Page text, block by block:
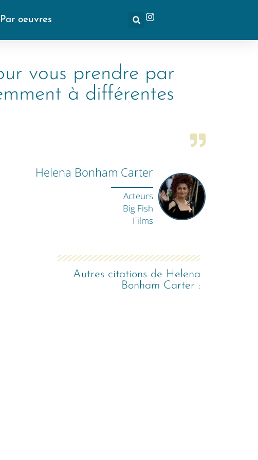
Par oeuvres
vous prendre par
à différentes
Helena Bonham Carter
Acteurs
Big Fish
Films
Autres citations de Helena
Bonham Carter :